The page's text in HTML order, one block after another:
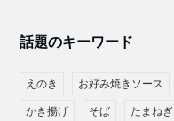
話題のキーワード
えのき お好み焼きソース
かき揚げ そば たまねぎ